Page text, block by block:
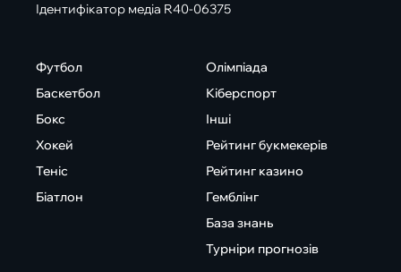
Ідентифікатор медіа R40-06375
Футбол
Баскетбол
Бокс
Хокей
Теніс
Біатлон
Олімпіада
Кіберспорт
Інші
Рейтинг букмекерів
Рейтинг казино
Гемблінг
База знань
Турніри прогнозів